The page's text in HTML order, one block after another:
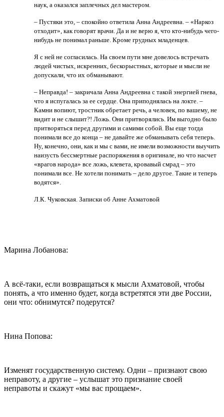
наук, а оказался заплечных дел мастером.
– Пустяки это, – спокойно ответила Анна Андреевна. – «Наркоз
отходит», как говорят врачи. Да и не верю я, что кто-нибудь чего-
нибудь не понимал раньше. Кроме грудных младенцев.
Я с ней не согласилась. На своем пути мне довелось встречать
людей чистых, искренних, бескорыстных, которые и мысли не
допускали, что их обманывают.
– Неправда! – закричала Анна Андреевна с такой энергией гнева,
что я испугалась за ее сердце. Она приподнялась на локте. –
Камни вопиют, тростник обретает речь, а человек, по вашему, не
видит и не слышит?! Ложь. Они притворялись. Им выгодно было
притворяться перед другими и самими собой. Вы еще тогда
понимали все до конца – не давайте же обманывать себя теперь.
Ну, конечно, они, как и мы с вами, не имели возможности выучить
наизусть бессмертные распоряжения в оригинале, но что насчет
«врагов народа» все ложь, клевета, кровавый смрад – это
понимали все. Не хотели понимать – дело другое. Такие и теперь
водятся».
Л.К. Чуковская. Записки об Анне Ахматовой
Марина Лобанова:
А всё-таки, если возвращаться к мысли Ахматовой, чтобы
понять, а что именно будет, когда встретятся эти две России,
они что: обнимутся? подерутся?
Нина Попова:
Изменят государственную систему. Одни – признают свою
неправоту, а другие – услышат это признание своей
неправоты и скажут «мы вас прощаем».